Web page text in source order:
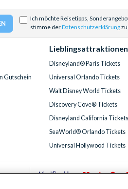
Ich möchte Reisetipps,
stimme derDatenschutzerklärungzu.
Gutschein
Lieblingsattraktionen
Disneyland® Paris Tickets
Universal Orlando Tickets
Walt Disney World Tickets
Discovery Cove® Tickets
Disneyland California Tickets
SeaWorld® Orlando Tickets
Universal Hollywood Tickets